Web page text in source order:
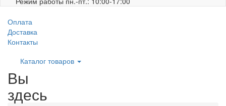
Оплата
Доставка
Контакты
Каталог товаров
Вы
здесь